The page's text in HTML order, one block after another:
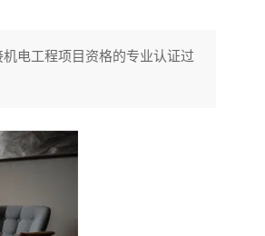
电工程项目资格的专业认证过